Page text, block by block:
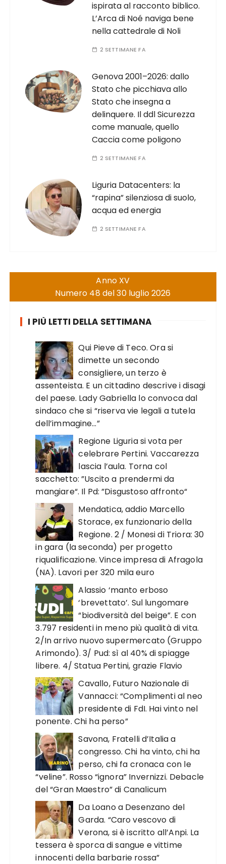
ispirata al racconto biblico.
L’Arca di Noé naviga bene
nella cattedrale di Noli
2 SETTIMANE FA
Genova 2001–2026: dallo
Stato che picchiava allo
Stato che insegna a
delinquere. Il ddl Sicurezza
come manuale, quello
Caccia come poligono
2 SETTIMANE FA
Liguria Datacenters: la
“rapina” silenziosa di suolo,
acqua ed energia
2 SETTIMANE FA
Anno XV
Numero 48 del 30 luglio 2026
I PIÙ LETTI DELLA SETTIMANA
Qui Pieve di Teco. Ora si
dimette un secondo
consigliere, un terzo è
assenteista. E un cittadino descrive i disagi
del paese. Lady Gabriella lo convoca dal
sindaco che si “riserva vie legali a tutela
dell’immagine…”
Regione Liguria si vota per
celebrare Pertini. Vaccarezza
lascia l’aula. Torna col
sacchetto: ”Uscito a prendermi da
mangiare“. Il Pd: ”Disgustoso affronto“
Mendatica, addio Marcello
Storace, ex funzionario della
Regione. 2 / Monesi di Triora: 30
in gara (la seconda) per progetto
riqualificazione. Vince impresa di Afragola
(NA). Lavori per 320 mila euro
Alassio ‘manto erboso
‘brevettato’. Sul lungomare
“biodiversità del beige”. E con
3.797 residenti in meno più qualità di vita.
2/In arrivo nuovo supermercato (Gruppo
Arimondo). 3/ Pud: sì al 40% di spiagge
libere. 4/ Statua Pertini, grazie Flavio
Cavallo, Futuro Nazionale di
Vannacci: “Complimenti al neo
presidente di FdI. Hai vinto nel
ponente. Chi ha perso”
Savona, Fratelli d’Italia a
congresso. Chi ha vinto, chi ha
perso, chi fa cronaca con le
“veline”. Rosso “ignora” Invernizzi. Debacle
del “Gran Maestro” di Canalicum
Da Loano a Desenzano del
Garda. “Caro vescovo di
Verona, si è iscritto all’Anpi. La
tessera è sporca di sangue e vittime
innocenti della barbarie rossa”